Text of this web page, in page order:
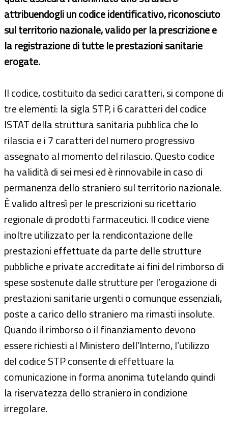
attribuendogli un codice identificativo, riconosciuto
sul territorio nazionale, valido per la prescrizione e
la registrazione di tutte le prestazioni sanitarie
erogate.
Il codice, costituito da sedici caratteri, si compone di
tre elementi: la sigla STP, i 6 caratteri del codice
ISTAT della struttura sanitaria pubblica che lo
rilascia e i 7 caratteri del numero progressivo
assegnato al momento del rilascio. Questo codice
ha validità di sei mesi ed è rinnovabile in caso di
permanenza dello straniero sul territorio nazionale.
È valido altresì per le prescrizioni su ricettario
regionale di prodotti farmaceutici. Il codice viene
inoltre utilizzato per la rendicontazione delle
prestazioni effettuate da parte delle strutture
pubbliche e private accreditate ai fini del rimborso di
spese sostenute dalle strutture per l’erogazione di
prestazioni sanitarie urgenti o comunque essenziali,
poste a carico dello straniero ma rimasti insolute.
Quando il rimborso o il finanziamento devono
essere richiesti al Ministero dell’Interno, l’utilizzo
del codice STP consente di effettuare la
comunicazione in forma anonima tutelando quindi
la riservatezza dello straniero in condizione
irregolare.